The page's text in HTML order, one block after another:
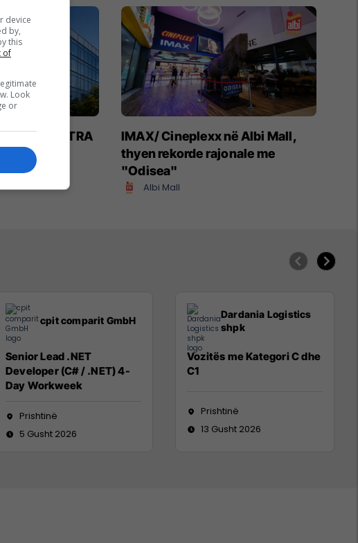
me NOVATRA
AG
IMAX/ Cineplexx në Albi Mall,
thyen rekorde rajonale me
"Odisea"
Albi Mall
cpit comparit GmbH
Senior Lead .NET
Developer (C# / .NET) 4-
Day Workweek
Prishtinë
5 Gusht 2026
Dardania Logistics
shpk
Vozitës me Kategori C dhe
C1
Prishtinë
13 Gusht 2026
device
by,
this
of
Look
or